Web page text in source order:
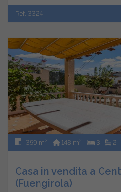
Ref. 3324
359 m2 148 m2 3 2
Casa in vendita a
(Fuengirola)